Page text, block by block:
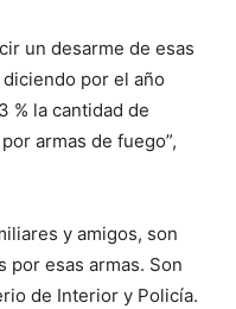
un desarme de esas
por el año
% la cantidad de
armas de fuego”,
y amigos, son
por esas armas. Son
de Interior y Policía.